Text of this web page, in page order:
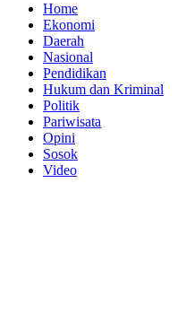
Home
Ekonomi
Daerah
Nasional
Pendidikan
Hukum dan Kriminal
Politik
Pariwisata
Opini
Sosok
Video